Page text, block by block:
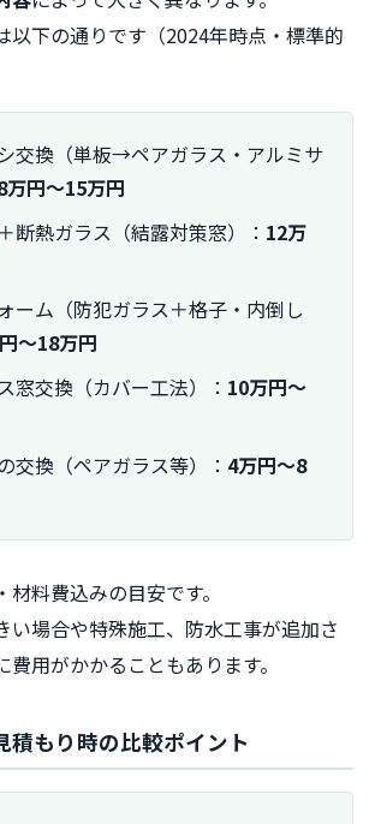
以下の通りです（2024年時点・標準的
交換（単板→ペアガラス・アルミサ
万円～15万円
断熱ガラス（結露対策窓）： 12万
ーム（防犯ガラス＋格子・内倒し
～18万円
窓交換（カバー工法）： 10万円～
交換（ペアガラス等）： 4万円～8
料費込みの目安です。
場合や特殊施工、防水工事が追加さ
用がかかることもあります。
積もり時の比較ポイント